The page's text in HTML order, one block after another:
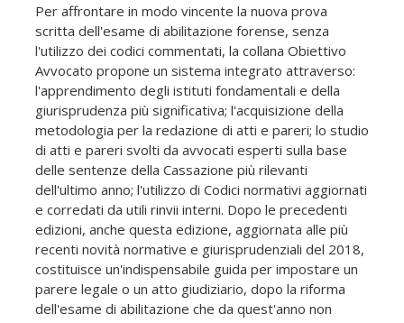
Per affrontare in modo vincente la nuova prova
scritta dell'esame di abilitazione forense, senza
l'utilizzo dei codici commentati, la collana Obiettivo
Avvocato propone un sistema integrato attraverso:
l'apprendimento degli istituti fondamentali e della
giurisprudenza più significativa; l'acquisizione della
metodologia per la redazione di atti e pareri; lo studio
di atti e pareri svolti da avvocati esperti sulla base
delle sentenze della Cassazione più rilevanti
dell'ultimo anno; l'utilizzo di Codici normativi aggiornati
e corredati da utili rinvii interni. Dopo le precedenti
edizioni, anche questa edizione, aggiornata alle più
recenti novità normative e giurisprudenziali del 2018,
costituisce un'indispensabile guida per impostare un
parere legale o un atto giudiziario, dopo la riforma
dell'esame di abilitazione che da quest'anno non